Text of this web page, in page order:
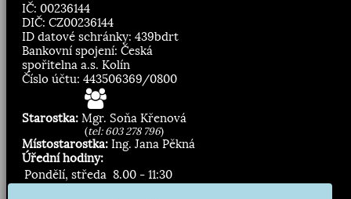
IČ: 00236144
DIČ: CZ00236144
ID datové schránky: 439bdrt
Bankovní spojení: Česká
spořitelna a.s. Kolín
Číslo účtu: 443506369/0800
Starostka: Mgr. Soňa Křenová
(tel: 603 278 796)
Místostarostka: Ing. Jana Pěkná
Úřední hodiny:
Pondělí, středa 8.00 - 11:30